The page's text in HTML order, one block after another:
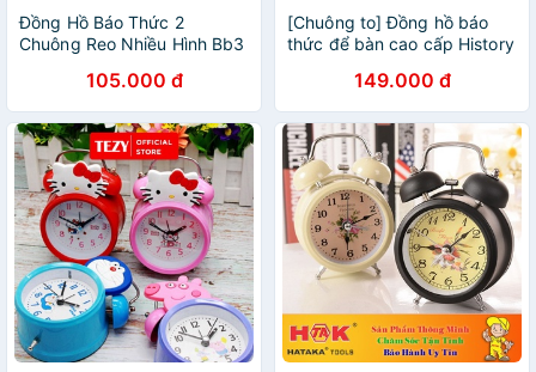
Đồng Hồ Báo Thức 2
Chuông Reo Nhiều Hình Bb3
105.000 đ
[Chuông to] Đồng hồ báo
thức để bàn cao cấp History
phối bởi Hando)
149.000 đ